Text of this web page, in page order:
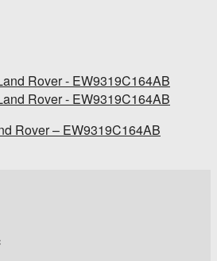
Rover – EW9319C164AB